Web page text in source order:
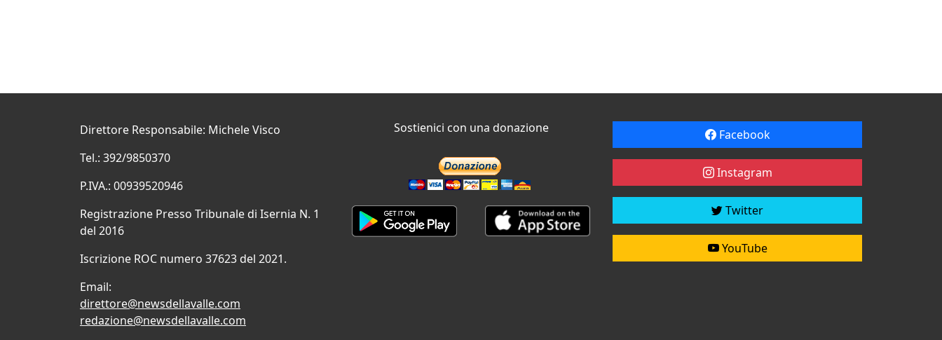
Direttore Responsabile: Michele Visco
Tel.: 392/9850370
P.IVA.: 00939520946
Registrazione Presso Tribunale di Isernia N. 1
del 2016
Iscrizione ROC numero 37623 del 2021.
Email:
direttore@newsdellavalle.com
redazione@newsdellavalle.com
Sostienici con una donazione Facebook
Instagram
Twitter
YouTube